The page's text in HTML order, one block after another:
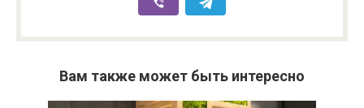
Вам также может быть интересно